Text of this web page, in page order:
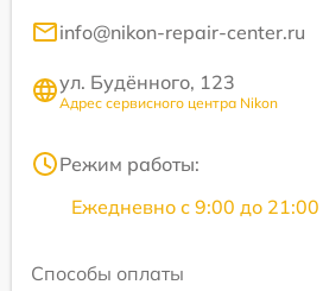
info@nikon-repair-center.ru
ул. Будённого, 123
Адрес сервисного центра Nikon
Режим работы:
Ежедневно с 9:00 до 21:00
Способы оплаты